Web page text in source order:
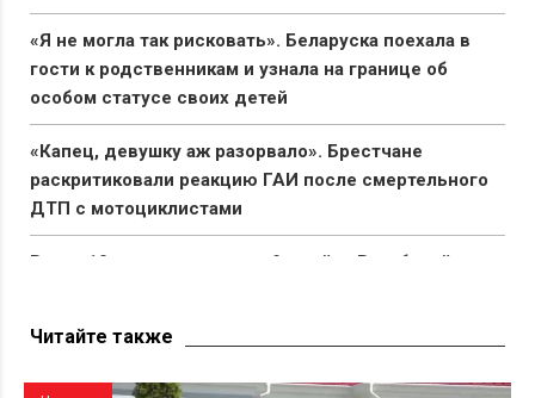
«Я не могла так рисковать». Беларуска поехала в
гости к родственникам и узнала на границе об
особом статусе своих детей
«Капец, девушку аж разорвало». Брестчане
раскритиковали реакцию ГАИ после смертельного
ДТП с мотоциклистами
Всего 10 мешков семян за 9 дней: в Витебской
Читайте также